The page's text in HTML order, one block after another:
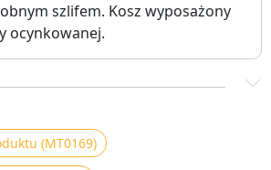
szlifem. Kosz wyposażony
ocynkowanej.
(MT0169)